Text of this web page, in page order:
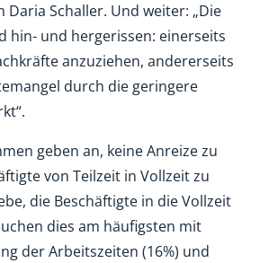
Daria Schaller. Und weiter: „Die
hin- und hergerissen: einerseits
anzuziehen, andererseits
durch die geringere
geben an, keine Anreize zu
von Teilzeit in Vollzeit zu
die Beschäftigte in die Vollzeit
dies am häufigsten mit
der Arbeitszeiten (16%) und